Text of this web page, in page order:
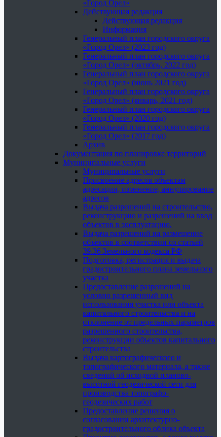
«Город Орел»
Действующая редакция
Действующая редакция
Информация
Генеральный план городского округа
«Город Орел» (2023 год)
Генеральный план городского округа
«Город Орел» (октябрь, 2022 год)
Генеральный план городского округа
«Город Орел» (июнь 2021 год)
Генеральный план городского округа
«Город Орел» (январь, 2021 год)
Генеральный план городского округа
«Город Орел» (2020 год)
Генеральный план городского округа
«Город Орел» (2017 год)
Архив
Документация по планировке территорий
Муниципальные услуги
Муниципальные услуги
Присвоение адресов объектам
адресации, изменение, аннулирование
адресов
Выдача разрешений на строительство,
реконструкцию и разрешений на ввод
объектов в эксплуатацию.
Выдача разрешений на размещение
объектов в соответствии со статьей
39.36 Земельного кодекса РФ
Подготовка, регистрация и выдача
градостроительного плана земельного
участка
Предоставление разрешений на
условно разрешенный вид
использования участка или объекта
капитального строительства и на
отклонение от предельных параметров
разрешенного строительства,
реконструкции объектов капитального
строительства
Выдача картографического и
топографического материала, а также
сведений об исходной планово-
высотной геодезической сети для
производства топографо-
геодезических работ
Предоставление решения о
согласовании архитектурно-
градостроительного облика объекта